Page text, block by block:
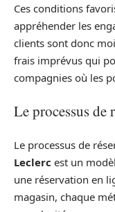
Ces conditions
appréhender les
clients sont donc
frais imprévus qui
compagnies où les
Le processus de
Le processus de
Leclerc est un
une réservation en
magasin, chaque